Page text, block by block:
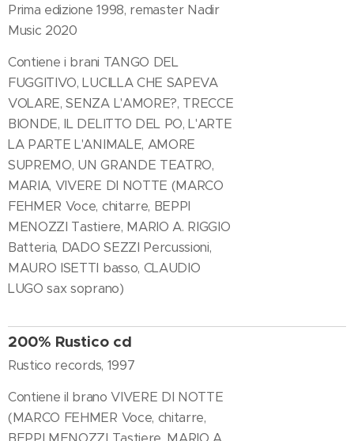
Prima edizione 1998, remaster Nadir
Music 2020
Contiene i brani TANGO DEL
FUGGITIVO, LUCILLA CHE SAPEVA
VOLARE, SENZA L'AMORE?, TRECCE
BIONDE, IL DELITTO DEL PO, L'ARTE
LA PARTE L'ANIMALE, AMORE
SUPREMO, UN GRANDE TEATRO,
MARIA, VIVERE DI NOTTE (MARCO
FEHMER Voce, chitarre, BEPPI
MENOZZI Tastiere, MARIO A. RIGGIO
Batteria, DADO SEZZI Percussioni,
MAURO ISETTI basso, CLAUDIO
LUGO sax soprano)
200% Rustico cd
Rustico records, 1997
Contiene il brano VIVERE DI NOTTE
(MARCO FEHMER Voce, chitarre,